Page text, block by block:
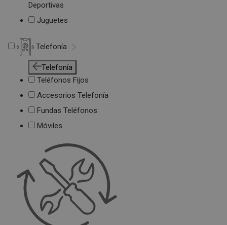
Deportivas
Juguetes
Telefonía
Telefonía
Teléfonos Fijos
Accesorios Telefonía
Fundas Teléfonos
Móviles